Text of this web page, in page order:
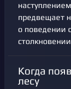
предвещает
о поведении
Когда
лесу